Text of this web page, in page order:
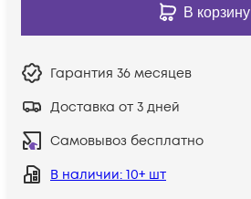
В корзину
Гарантия 36 месяцев
Доставка от 3 дней
Самовывоз бесплатно
В наличии: 10+ шт